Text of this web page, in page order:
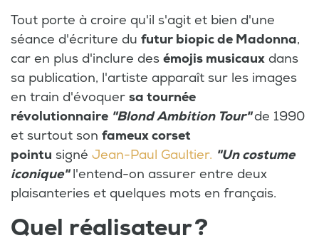
Tout porte à croire qu'il s'agit et bien d'une
séance d'écriture du futur biopic de Madonna,
car en plus d'inclure des émojis musicaux dans
sa publication, l'artiste apparaît sur les images
en train d'évoquer sa tournée
révolutionnaire "Blond Ambition Tour"de 1990
et surtout son fameux corset
pointu signé Jean-Paul Gaultier. "Un costume
iconique"l'entend-on assurer entre deux
plaisanteries et quelques mots en français.
Quel réalisateur ?